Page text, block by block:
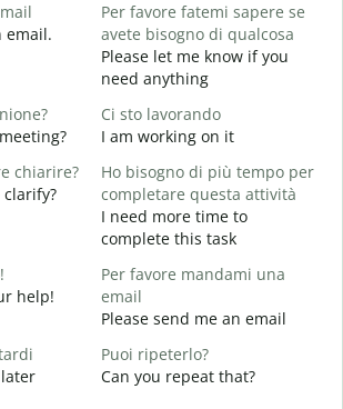
email.
Per favore fatemi sapere se
avete bisogno di qualcosa
Please let me know if you
need anything
Ci sto lavorando
I am working on it
chiarire?
Ho bisogno di più tempo per
completare questa attività
I need more time to
complete this task
help!
Per favore mandami una
email
Please send me an email
later
Puoi ripeterlo?
Can you repeat that?